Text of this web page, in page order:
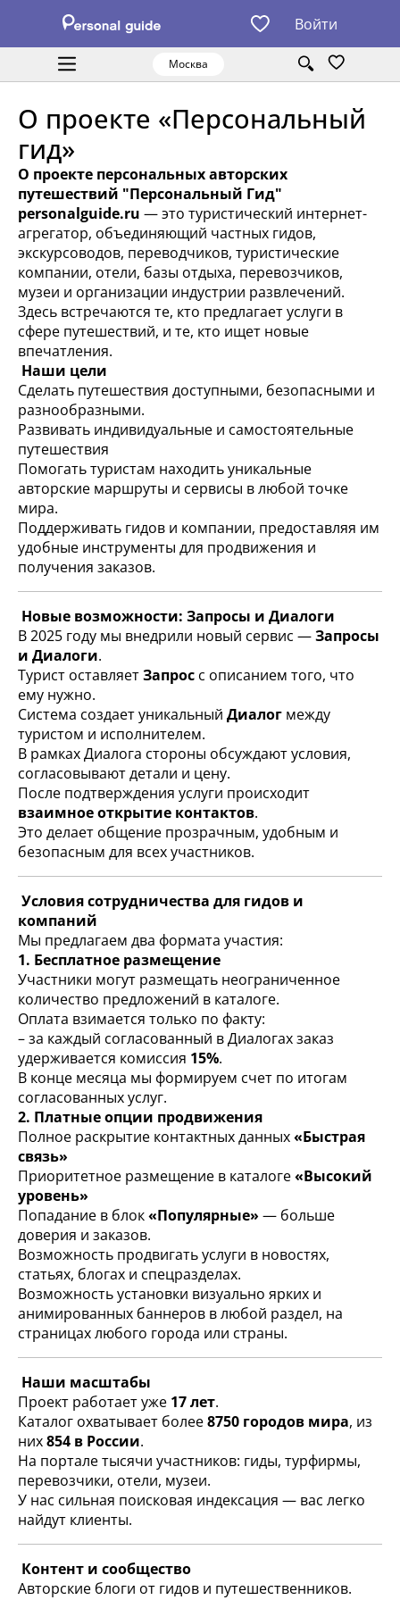
Войти
Москва
О проекте «Персональный
гид»
О проекте персональных авторских
путешествий "Персональный Гид"
personalguide.ru — это туристический интернет-
агрегатор, объединяющий частных гидов,
экскурсоводов, переводчиков, туристические
компании, отели, базы отдыха, перевозчиков,
музеи и организации индустрии развлечений.
Здесь встречаются те, кто предлагает услуги в
сфере путешествий, и те, кто ищет новые
впечатления.
Наши цели
Сделать путешествия доступными, безопасными и
разнообразными.
Развивать индивидуальные и самостоятельные
путешествия
Помогать туристам находить уникальные
авторские маршруты и сервисы в любой точке
мира.
Поддерживать гидов и компании, предоставляя им
удобные инструменты для продвижения и
получения заказов.
Новые возможности: Запросы и Диалоги
В 2025 году мы внедрили новый сервис —Запросы
и Диалоги.
Турист оставляетЗапрос с описанием того, что
ему нужно.
Система создает уникальный Диалог между
туристом и исполнителем.
В рамках Диалога стороны обсуждают условия,
согласовывают детали и цену.
После подтверждения услуги происходит
взаимное открытие контактов.
Это делает общение прозрачным, удобным и
безопасным для всех участников.
Условия сотрудничества для гидов и
компаний
Мы предлагаем два формата участия:
1. Бесплатное размещение
Участники могут размещать неограниченное
количество предложений в каталоге.
Оплата взимается только по факту:
– за каждый согласованный в Диалогах заказ
удерживается комиссия 15%.
В конце месяца мы формируем счет по итогам
согласованных услуг.
2. Платные опции продвижения
Полное раскрытие контактных данных«Быстрая
связь»
Приоритетное размещение в каталоге«Высокий
уровень»
Попадание в блок«Популярные» — больше
доверия и заказов.
Возможность продвигать услуги в новостях,
статьях, блогах и спецразделах.
Возможность установки визуально ярких и
анимированных баннеров в любой раздел, на
страницах любого города или страны.
Наши масштабы
Проект работает уже 17 лет.
Каталог охватывает более8750 городов мира, из
них854 в России.
На портале тысячи участников: гиды, турфирмы,
перевозчики, отели, музеи.
У нас сильная поисковая индексация — вас легко
найдут клиенты.
Контент и сообщество
Авторские блоги от гидов и путешественников.